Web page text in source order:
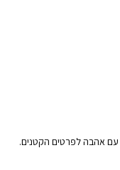
עם אהבה לפרטים הקטנים.